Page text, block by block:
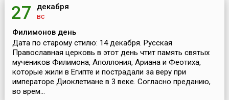
27 декабря
вс
Филимонов день
Дата по старому стилю: 14 декабря. Русская
Православная церковь в этот день чтит память святых
мучеников Филимона, Аполлония, Ариана и Феотиха,
которые жили в Египте и пострадали за веру при
императоре Диоклетиане в 3 веке. Согласно преданию,
во врем...